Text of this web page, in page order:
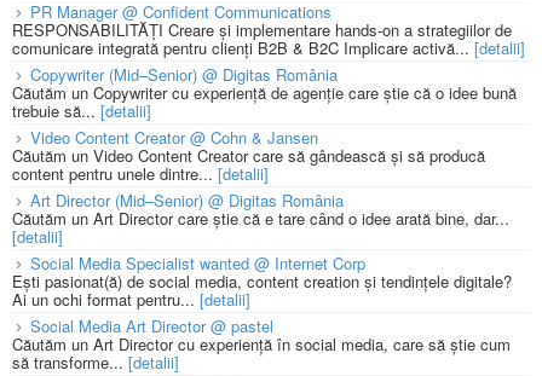
PR Manager @ Confident Communications
RESPONSABILITĂȚI Creare și implementare hands-on a strategiilor de
comunicare integrată pentru clienți B2B & B2C Implicare activă... [detalii]
Copywriter (Mid–Senior) @ Digitas România
Căutăm un Copywriter cu experiență de agenție care știe că o idee bună
trebuie să... [detalii]
Video Content Creator @ Cohn & Jansen
Căutăm un Video Content Creator care să gândească și să producă
content pentru unele dintre... [detalii]
Art Director (Mid–Senior) @ Digitas România
Căutăm un Art Director care știe că e tare când o idee arată bine, dar...
[detalii]
Social Media Specialist wanted @ Internet Corp
Ești pasionat(ă) de social media, content creation și tendințele digitale?
Ai un ochi format pentru... [detalii]
Social Media Art Director @ pastel
Căutăm un Art Director cu experiență în social media, care să știe cum
să transforme... [detalii]